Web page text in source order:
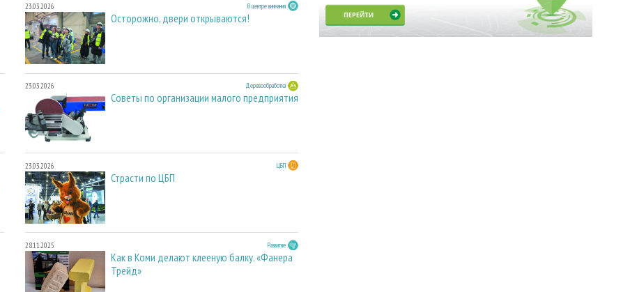
23.03.2026 В центре внимания
Осторожно, двери открываются!
23.03.2026 Деревообработка
Советы по организации малого предприятия
23.03.2026 ЦБП
Страсти по ЦБП
28.11.2025 Развитие
Как в Коми делают клееную балку. «Фанера
Трейд»